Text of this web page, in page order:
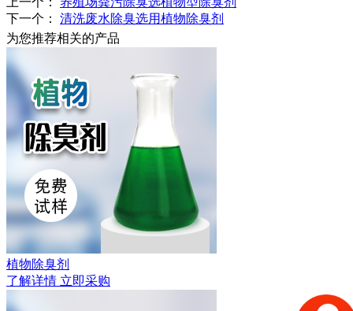
下一个：
清洗废水除臭选用植物除臭剂
为您推荐相关的产品
植物除臭剂
了解详情 立即采购